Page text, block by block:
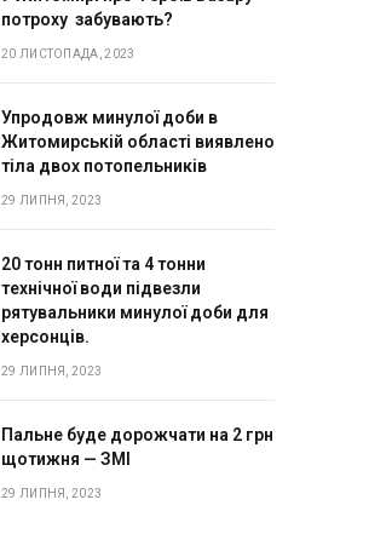
потроху забувають?
20 ЛИСТОПАДА, 2023
Упродовж минулої доби в
Житомирській області виявлено
тіла двох потопельників
29 ЛИПНЯ, 2023
20 тонн питної та 4 тонни
технічної води підвезли
рятувальники минулої доби для
херсонців.
29 ЛИПНЯ, 2023
Пальне буде дорожчати на 2 грн
щотижня — ЗМІ
29 ЛИПНЯ, 2023